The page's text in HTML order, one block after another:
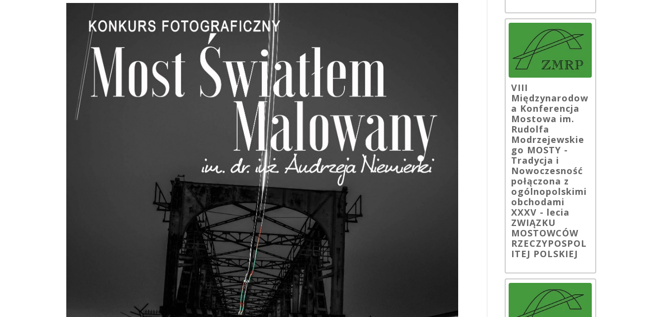
VIII
Międzynarodow
a Konferencja
Mostowa im.
Rudolfa
Modrzejewskie
go MOSTY -
Tradycja i
Nowoczesność
połączona z
ogólnopolskimi
obchodami
XXXV - lecia
ZWIĄZKU
MOSTOWCÓW
RZECZYPOSPOL
ITEJ POLSKIEJ